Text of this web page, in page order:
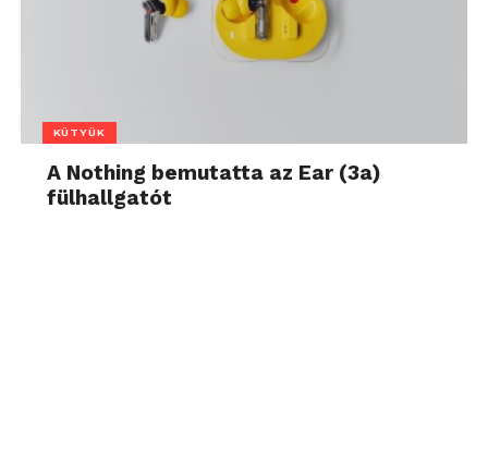
KÜTYÜK
A Nothing bemutatta az Ear (3a)
fülhallgatót